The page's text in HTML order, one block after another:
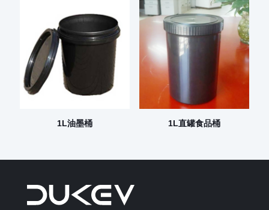
1L油墨桶 1L直罐食品桶